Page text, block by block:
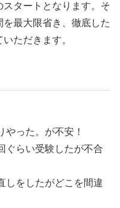
タートとなります。そ
最大限省き、徹底した
ただきます。
やった。が不安！
ぐらい受験したが不合
しをしたがどこを間違